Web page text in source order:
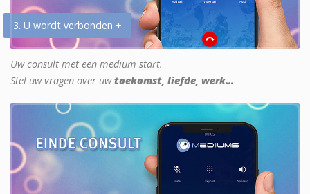
3. U wordt verbonden +
Uw consult met een medium start.
Stel uw vragen over uwtoekomst, liefde, werk...